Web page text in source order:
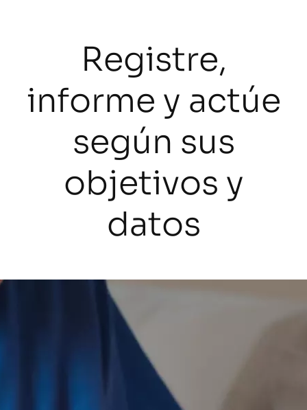
Registre,
informe y actúe
según sus
objetivos y
datos